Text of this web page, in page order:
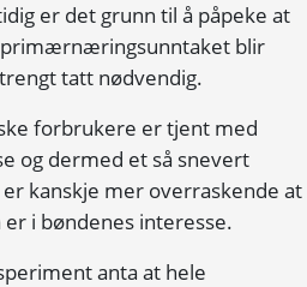
er det grunn til å påpeke at
blir
tatt nødvendig.
forbrukere er tjent med
og dermed et så snevert
kanskje mer overraskende at
i bøndenes interesse.
anta at hele